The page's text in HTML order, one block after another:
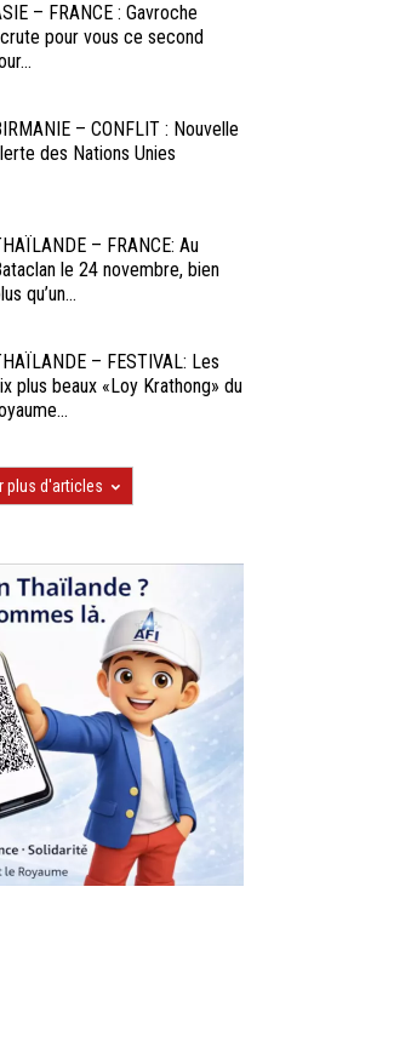
– FRANCE : Gavroche
pour vous ce second
– CONFLIT : Nouvelle
des Nations Unies
– FRANCE: Au
le 24 novembre, bien
qu’un...
– FESTIVAL: Les
plus beaux «Loy Krathong» du
plus d'articles